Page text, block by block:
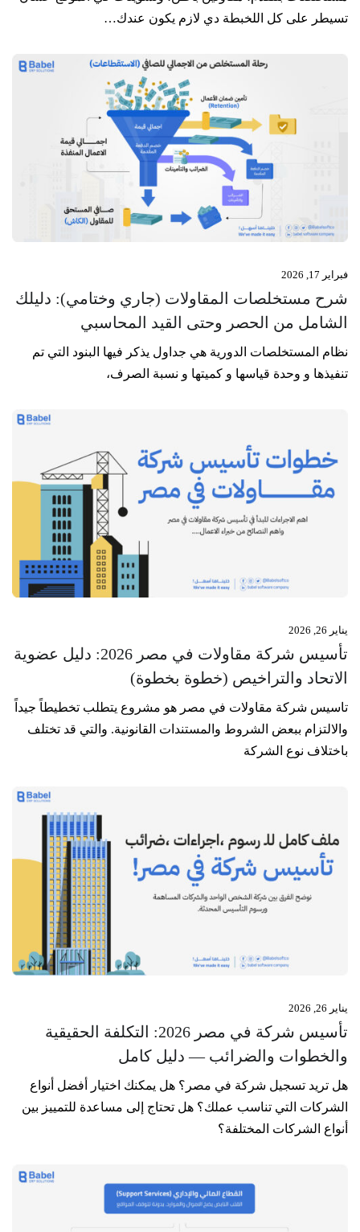
تسيطر على كل اللخبطة دي لازم يكون عندك…
فبراير 17, 2026
شرح مستخلصات المقاولات (جاري وختامي): دليلك
الشامل من الحصر وحتى القيد المحاسبي
نظام المستخلصات الدورية هي جداول يذكر فيها البنود التي تم
تنفيذها و وحدة قياسها و كميتها و نسبة الصرف،
يناير 26, 2026
تأسيس شركة مقاولات في مصر 2026: دليل عضوية
الاتحاد والتراخيص (خطوة بخطوة)
تاسيس شركة مقاولات في مصر هو مشروع يتطلب تخطيطاً جيداً
والالتزام ببعض الشروط والمستندات القانونية. والتي قد تختلف
باختلاف نوع الشركة
يناير 26, 2026
تأسيس شركة في مصر 2026: التكلفة الحقيقية
والخطوات والضرائب — دليل كامل
هل تريد تسجيل شركة في مصر؟ هل يمكنك اختيار أفضل أنواع
الشركات التي تناسب عملك؟ هل تحتاج إلى مساعدة للتمييز بين
أنواع الشركات المختلفة؟